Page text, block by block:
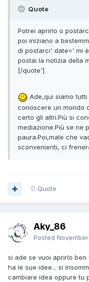
Quote
Potrei aprirlo o
poi iniziano a
di postarci' date=' mi
postai la notizia della
[/quote']
Ade,qui siamo
conoscere un mondo
certo gli altri.Più si
mediazione.Più se ne
paura.Poi,male che
sconvenienti, ci
Quote
Aky_86
Posted
si ade se vuoi aprirlo ben
ha le sue idee... si
cambiare idea oppure tu